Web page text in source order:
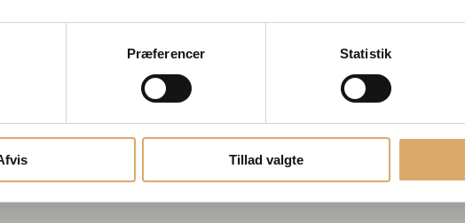
Præferencer Statistik
Tillad valgte